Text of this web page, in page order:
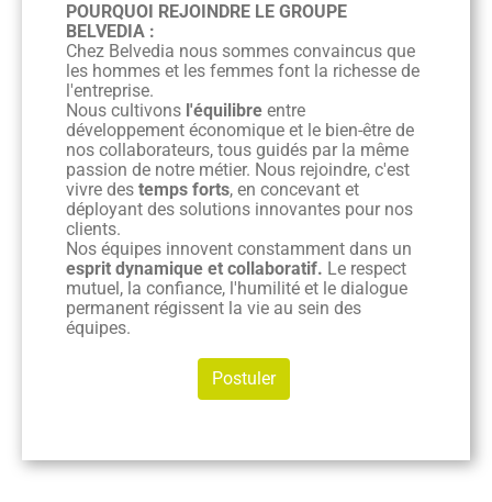
POURQUOI REJOINDRE LE GROUPE
BELVEDIA :
Chez Belvedia nous sommes convaincus que
les hommes et les femmes font la richesse de
l'entreprise.
Nous cultivons l'équilibre entre
développement économique et le bien-être de
nos collaborateurs, tous guidés par la même
passion de notre métier. Nous rejoindre, c'est
vivre des temps forts, en concevant et
déployant des solutions innovantes pour nos
clients.
Nos équipes innovent constamment dans un
esprit dynamique et collaboratif. Le respect
mutuel, la confiance, l'humilité et le dialogue
permanent régissent la vie au sein des
équipes.
Postuler